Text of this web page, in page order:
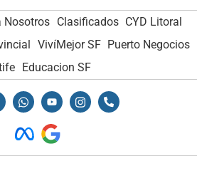
Nosotros Clasificados CYD Litoral
VivíMejor SF Puerto Negocios
Educacion SF